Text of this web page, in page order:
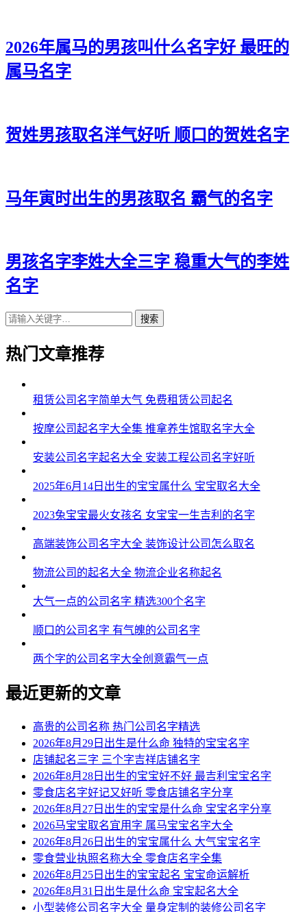
33、易炎、俊海、图景、瀚霖、威伟
34、游拓、旭寅、森彦、尚棋、天沧
36、彦辰、奥伦、昀涛、柯天、辰郎
38、俊和、彦斌、文梁、俊昀、涛辉
41、宥怀、天涛、宗铎、任弘、浩景
43、辉锦、铭辉、正琰、本梁、硕鸣
44、斌泽、秦弘、恺晗、霆枝、棋旻
45、硕天、曜浩、翰新、吉弘、寅凯
46、辉景、威迅、汉南、辉伦、旭辰
47、辉伟、铭弘、海瑞、辉石、恺涛
48、洺源、尊奕、信胜、方俊、聪译
49、恺韬、辉天、尊奕、旭梁、尚勋
50、世海、云云、寅锦、锦恺、颜顷
51、翔颜、健彦、海本、奕泽、海宗
52、岳桦、杭辰、天辉、源亦、万伦
53、郎茂、伟旭、宁杰、唯俊、伦天
54、旭兴、宇昊、源郎、铎声、邦灏
55、浩华、旻晏、宗郎、渊诚、凯琛
56、伦汉、旭铎、翔俊、吟凯、俊凡
58、译伟、清健、建清、琰霆、秦均
59、羽纶、亦景、南宇、宁博、安寅
60、银吉、宁郎、旭聪、旭洋、铭曜
61、朗鹤、俊宽、瀚聚、谦伦、恺棋
62、思旻、若玮、正世、恒麒、游迪
63、炎庚、晨景、翰威、鹤盛、梁炎
64、吉晨、铎壤、宗厚、海俊、聪奕
2026年属马的男孩叫什么名字好 最旺的
属马名字
贺姓男孩取名洋气好听 顺口的贺姓名字
马年寅时出生的男孩取名 霸气的名字
男孩名字李姓大全三字 稳重大气的李姓
名字
搜索
热门文章推荐
租赁公司名字简单大气 免费租赁公司起名
按摩公司起名字大全集 推拿养生馆取名字大全
安装公司名字起名大全 安装工程公司名字好听
2025年6月14日出生的宝宝属什么 宝宝取名大全
2023兔宝宝最火女孩名 女宝宝一生吉利的名字
高端装饰公司名字大全 装饰设计公司怎么取名
物流公司的起名大全 物流企业名称起名
大气一点的公司名字 精选300个名字
顺口的公司名字 有气魄的公司名字
两个字的公司名字大全创意霸气一点
最近更新的文章
高贵的公司名称 热门公司名字精选
2026年8月29日出生是什么命 独特的宝宝名字
店铺起名三字 三个字吉祥店铺名字
2026年8月28日出生的宝宝好不好 最吉利宝宝名字
零食店名字好记又好听 零食店铺名字分享
2026年8月27日出生的宝宝是什么命 宝宝名字分享
2026马宝宝取名宜用字 属马宝宝名字大全
2026年8月26日出生的宝宝属什么 大气宝宝名字
零食营业执照名称大全 零食店名字全集
2026年8月25日出生的宝宝起名 宝宝命运解析
2026年8月31日出生是什么命 宝宝起名大全
小型装修公司名字大全 量身定制的装修公司名字